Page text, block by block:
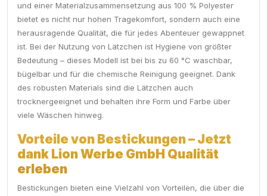
und einer Materialzusammensetzung aus 100 % Polyester
bietet es nicht nur hohen Tragekomfort, sondern auch eine
herausragende Qualität, die für jedes Abenteuer gewappnet
ist. Bei der Nutzung von Lätzchen ist Hygiene von größter
Bedeutung – dieses Modell ist bei bis zu 60 °C waschbar,
bügelbar und für die chemische Reinigung geeignet. Dank
des robusten Materials sind die Lätzchen auch
trocknergeeignet und behalten ihre Form und Farbe über
viele Wäschen hinweg.
Vorteile von Bestickungen – Jetzt
dank Lion Werbe GmbH Qualität
erleben
Bestickungen bieten eine Vielzahl von Vorteilen, die über die